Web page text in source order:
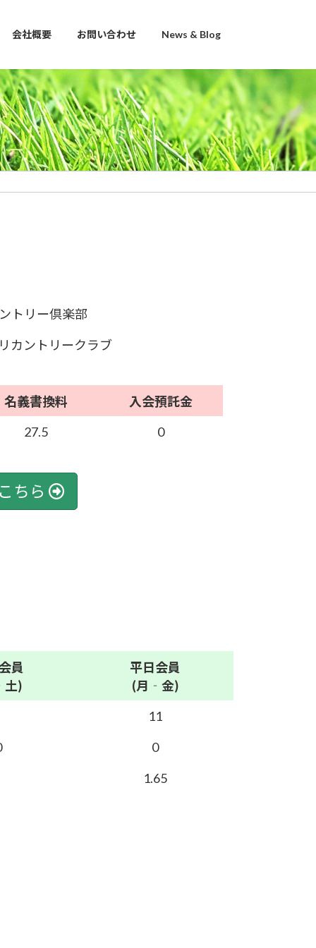
会社概要 お問い合わせ News & Blog
トリー倶楽部
カントリークラブ
名義書換料
入会預託金
27.5
0
ちら
員
)
平日会員
(月‐金)
11
0
1.65